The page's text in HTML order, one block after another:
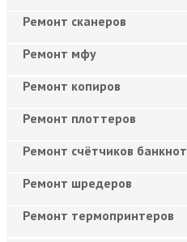
Ремонт сканеров
Ремонт мфу
Ремонт копиров
Ремонт плоттеров
Ремонт счётчиков банкнот
Ремонт шредеров
Ремонт термопринтеров